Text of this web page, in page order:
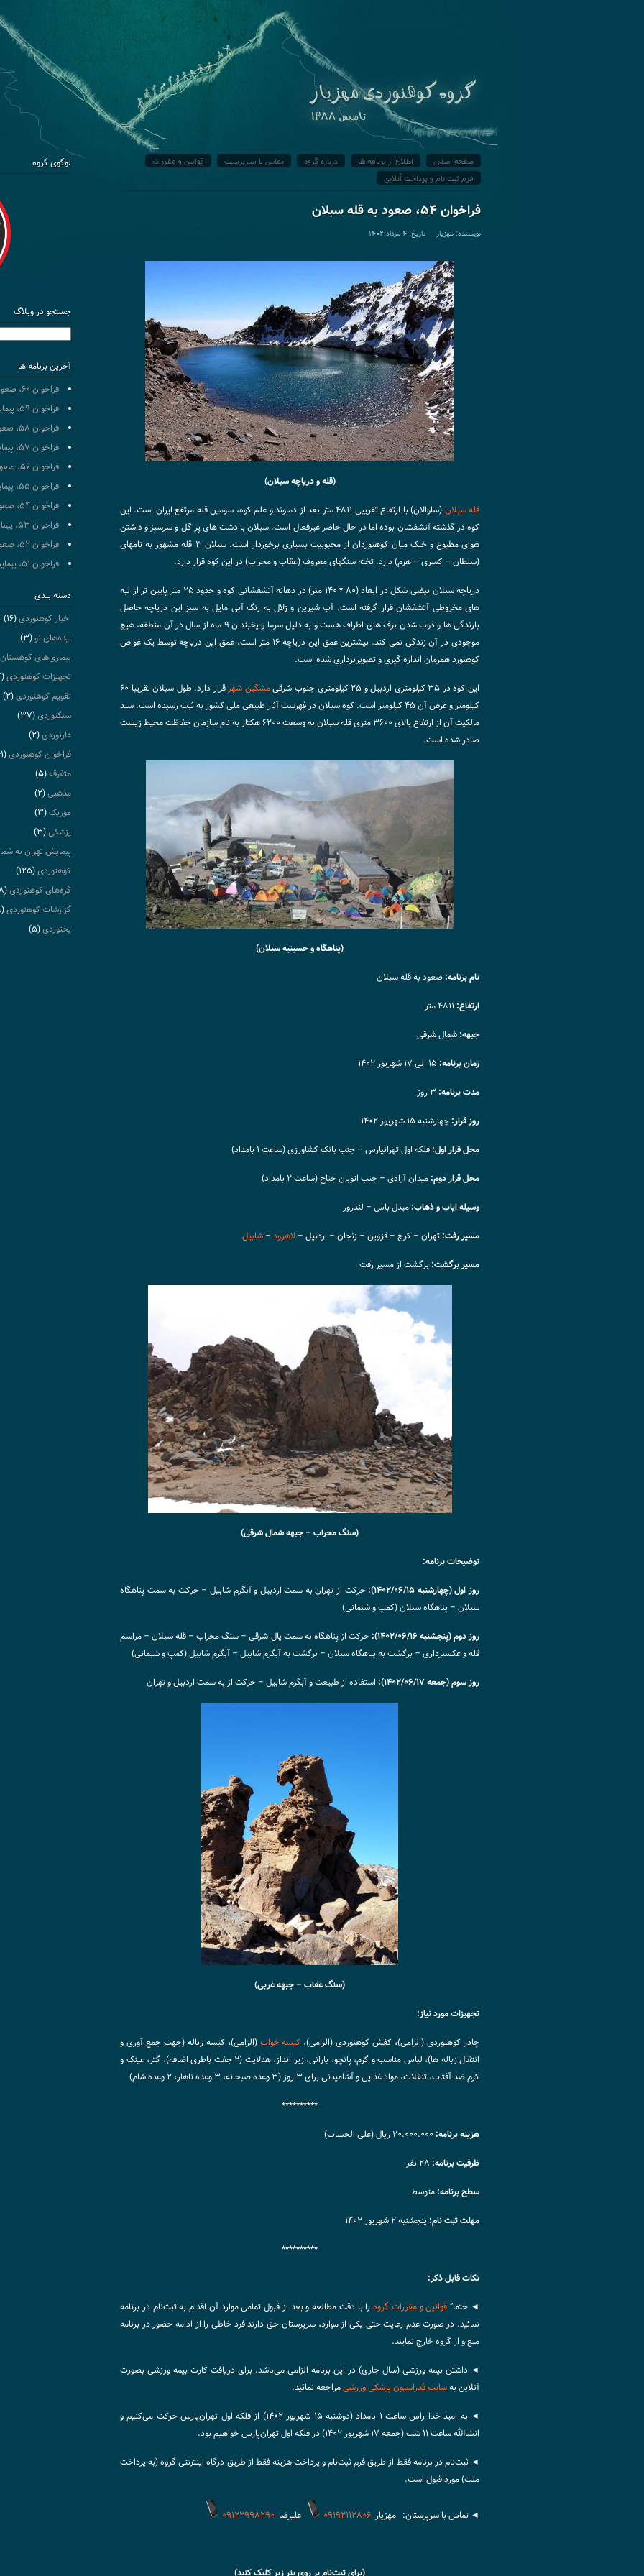
صفحه اصلی اطلاع از برنامه ها درباره گروه تماس با سرپرست
قوانین و مقررات
فرم ثبت نام و پرداخت آنلاین
فراخوان ۵۴، صعود به قله سبلان
نویسنده: مهزیار تاریخ: ۴ مرداد ۱۴۰۲
(قله و دریاچه سبلان)
قله سبلان
(ساوالان) با ارتفاع تقریبی ۴۸۱۱ متر بعد از دماوند و علم کوه، سومین قله مرتفع ایران است. این
کوه در گذشته آتشفشان بوده اما در حال حاضر غیرفعال است. سبلان با دشت های پر گل و سرسبز و داشتن
هوای مطبوع و خنک میان کوهنوردان از محبوبیت بسیاری برخوردار است. سبلان ۳ قله مشهور به نامهای
(سلطان – کسری – هرم) دارد. تخته سنگهای معروف (عقاب و محراب) در این کوه قرار دارد.
دریاچه سبلان بیضی شکل در ابعاد (۸۰ * ۱۴۰ متر) در دهانه آتشفشانی کوه و حدود ۲۵ متر پایین تر از لبه
های مخروطی آتشفشان قرار گرفته است. آب شیرین و زلال به رنگ آبی مایل به سبز این دریاچه حاصل
بارندگی ها و ذوب شدن برف های اطراف هست و به دلیل سرما و یخبندان ۹ ماه از سال در آن منطقه، هیچ
موجودی در آن زندگی نمی کند. بیشترین عمق این دریاچه ۱۶ متر است، عمق این دریاچه توسط یک غواص
کوهنورد همزمان اندازه گیری و تصویربرداری شده است.
این کوه در ۳۵ کیلومتری اردبیل و ۲۵ کیلومتری جنوب شرقی مشگین شهر
قرار دارد. طول سبلان تقریبا ۶۰
کیلومتر و عرض آن ۴۵ کیلومتر است. کوه سبلان در فهرست آثار طبیعی ملی کشور به ثبت رسیده است. سند
مالکیت آن از ارتفاع بالای ۳۶۰۰ متری قله سبلان به وسعت ۶۲۰۰ هکتار به نام سازمان حفاظت محیط زیست
صادر شده است.
(پناهگاه و حسینیه سبلان)
نام برنامه: صعود به قله سبلان
ارتفاع:
جبهه: شمال شرقی
زمان برنامه:
مدت برنامه:
روز قرار: چهارشنبه ۱۵ شهریور ۱۴۰۲
محل قرار اول: فلکه اول تهرانپارس – جنب بانک کشاورزی (ساعت ۱ بامداد)
محل قرار دوم: میدان آزادی – جنب اتوبان جناح (ساعت ۲ بامداد)
وسیله ایاب و ذهاب: میدل باس – لندرور
مسیر رفت: تهران – کرج – قزوین – زنجان – اردبیل – لاهرود – شابیل
مسیر برگشت: برگشت از مسیر رفت
(سنگ محراب – جبهه شمال شرقی)
توضیحات برنامه:
روز اول (چهارشنبه ۱۴۰۲/۰۶/۱۵):
حرکت از تهران به سمت اردبیل و آبگرم شابیل – حرکت به سمت پناهگاه
سبلان – پناهگاه سبلان (کمپ و شبمانی)
روز دوم (پنجشنبه ۱۴۰۲/۰۶/۱۶):
حرکت از پناهگاه به سمت یال شرقی – سنگ محراب – قله سبلان – مراسم
قله و عکسبرداری – برگشت به پناهگاه سبلان – برگشت به آبگرم شابیل – آبگرم شابیل (کمپ و شبمانی)
روز سوم (جمعه ۱۴۰۲/۰۶/۱۷): استفاده از طبیعت و آبگرم شابیل – حرکت از به سمت اردبیل و تهران
(سنگ عقاب – جبهه غربی)
تجهیزات مورد نیاز:
چادر کوهنوردی (الزامی)، کفش کوهنوردی (الزامی)، کیسه خواب (الزامی)، کیسه زباله (جهت جمع آوری و
انتقال زباله ها)، لباس مناسب و گرم، پانچو، بارانی، زیر انداز، هدلایت (۲ جفت باطری اضافه)، گتر، عینک و
کرم ضد آفتاب، تنقلات، مواد غذایی و آشامیدنی برای ۳ روز (۳ وعده صبحانه، ۳ وعده ناهار، ۲ وعده شام)
**********
هزینه برنامه:
ظرفیت برنامه:
سطح برنامه: متوسط
مهلت ثبت نام: پنجشنبه ۲ شهریور ۱۴۰۲
**********
نکات قابل ذکر:
◄ حتما” قوانین و مقررات گروهرا با دقت مطالعه و بعد از قبول تمامی موارد آن اقدام به ثبت‌نام در برنامه
نمائید. در صورت عدم رعایت حتی یکی از موارد، سرپرستان حق دارند فرد خاطی را از ادامه حضور در برنامه
منع و از گروه خارج نمایند.
◄ داشتن بیمه ورزشی (سال جاری) در این برنامه الزامی می‌باشد. برای دریافت کارت بیمه ورزشی بصورت
آنلاین بهسایت فدراسیون پزشکی ورزشیمراجعه نمائید.
◄ به امید خدا راس ساعت ۱ بامداد (دوشنبه ۱۵ شهریور ۱۴۰۲) از فلکه اول تهران‌پارس حرکت می‌کنیم و
انشاالله ساعت ۱۱ شب (جمعه ۱۷ شهریور ۱۴۰۲) در فلکه اول تهران‌پارس خواهیم بود.
◄ثبت‌نام در برنامه فقط از طریق فرم ثبت‌نام و پرداخت هزینه فقط از طریق درگاه اینترنتی گروه (به پرداخت
ملت) مورد قبول است.
◄ تماس با سرپرستان: مهزیار ۰۹۱۹۲۱۱۲۸۰۶ علیرضا ۰۹۱۲۲۹۹۸۲۹۰
(برای ثبت‌نام بر روی بنر زیر کلیک کنید)
لوگوی گروه
جستجو در وبلاگ
آخرین برنامه ها
فراخوان ۶۰، صعود به قله سبلان
فراخوان ۵۹، پیمایش مسیر تهران به شمال
فراخوان ۵۸، صعود به قله دماوند (جبهه شمالی)‏
فراخوان ۵۷، پیمایش مسیر تهران به شمال
فراخوان ۵۶، صعود به قله آزاد کوه
فراخوان ۵۵، پیمایش مسیر تهران به شمال
فراخوان ۵۴، صعود به قله سبلان
فراخوان ۵۳، پیمایش مسیر تهران به شمال
فراخوان ۵۲، صعود به قله دماوند (جبهه شمالی)‏‏
فراخوان ۵۱، پیمایش مسیر تهران به شمال
دسته بندی
اخبار کوهنوردی(۱۶)
ایده‌های نو(۳)
بیماری‌های کوهستان
تجهیزات کوهنوردی(۴)
تقویم کوهنوردی(۲)
سنگنوردی(۳۷)
غارنوردی(۲)
فراخوان کوهنوردی(۶۱)
متفرقه(۵)
مذهبی(۲)
موزیک(۳)
پزشکی(۳)
پیمایش تهران به
کوهنوردی(۱۲۵)
گره‌های کوهنوردی(۸)
گزارشات کوهنوردی(۸)
یخنوردی(۵)